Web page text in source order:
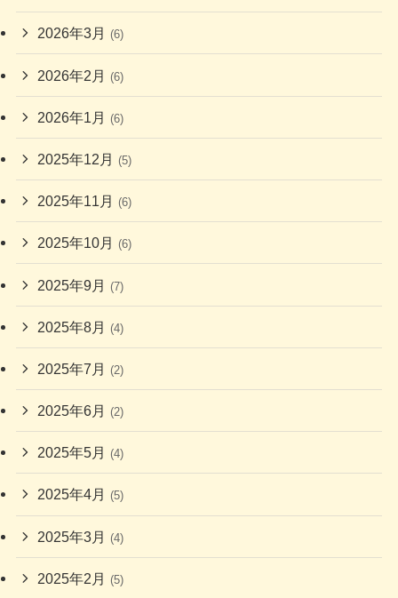
2026年3月 (6)
2026年2月 (6)
2026年1月 (6)
2025年12月 (5)
2025年11月 (6)
2025年10月 (6)
2025年9月 (7)
2025年8月 (4)
2025年7月 (2)
2025年6月 (2)
2025年5月 (4)
2025年4月 (5)
2025年3月 (4)
2025年2月 (5)